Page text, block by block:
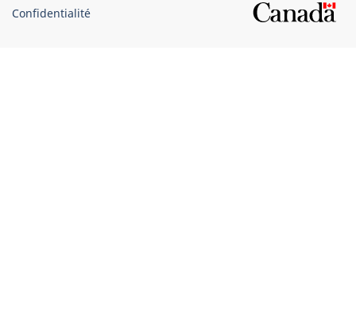
Confidentialité